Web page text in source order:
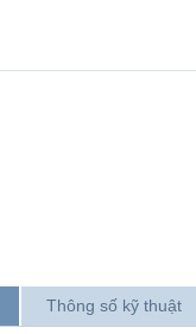
Thông số kỹ thuật